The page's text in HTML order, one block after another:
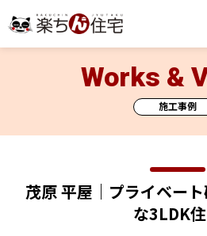
施工事例
Works &
茂原 平屋｜プライベー
な3LDK